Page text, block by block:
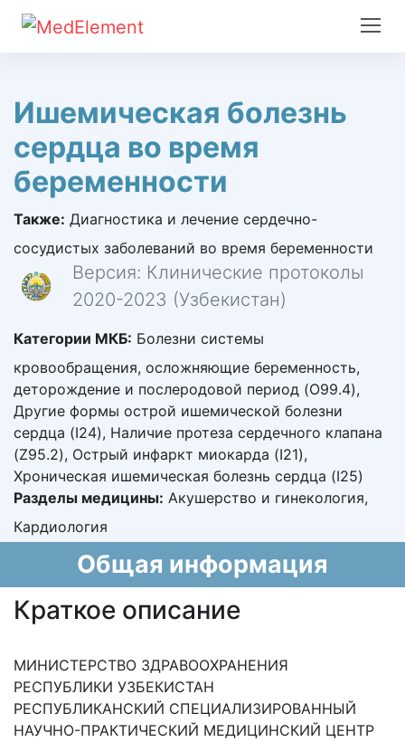
Ишемическая болезнь
сердца во время
беременности
Также: Диагностика и лечение сердечно-
сосудистых заболеваний во время беременности
Версия: Клинические протоколы
2020-2023 (Узбекистан)
Категории МКБ: Болезни системы
кровообращения, осложняющие беременность,
деторождение и послеродовой период (O99.4),
Другие формы острой ишемической болезни
сердца (I24), Наличие протеза сердечного клапана
(Z95.2), Острый инфаркт миокарда (I21),
Хроническая ишемическая болезнь сердца (I25)
Разделы медицины: Акушерство и гинекология,
Кардиология
Общая информация
Краткое описание
МИНИСТЕРСТВО ЗДРАВООХРАНЕНИЯ
РЕСПУБЛИКИ УЗБЕКИСТАН
РЕСПУБЛИКАНСКИЙ СПЕЦИАЛИЗИРОВАННЫЙ
НАУЧНО-ПРАКТИЧЕСКИЙ МЕДИЦИНСКИЙ ЦЕНТР